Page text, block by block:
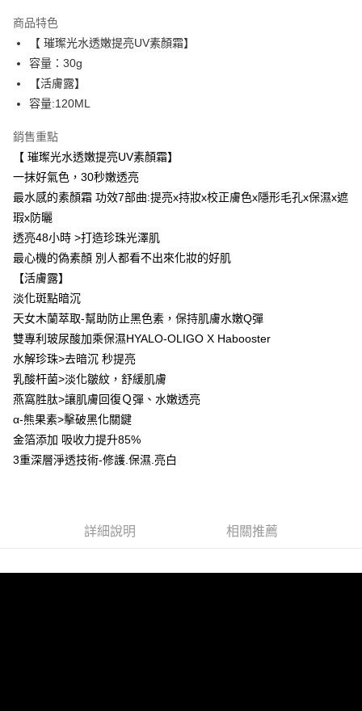
Apple Pay
街口支付
悠遊付
ATM付款
全家取貨付款
每筆NT$85，滿NT$599(含以上)免運費
付款後全家取貨
7-11取貨付款
每筆NT$85，滿NT$799(含以上)免運費
每筆NT$85，滿NT$599(含以上)免運費
宅配
每筆NT$85，滿NT$599(含以上)免運費
(FedEx)海外配送
商品特色
【 璀璨光水透嫩提亮UV素顏霜】
容量：30g
【活膚露】
容量:120ML
銷售重點
【 璀璨光水透嫩提亮UV素顏霜】
一抹好氣色，30秒嫩透亮
最水感的素顏霜 功效7部曲:提亮x持妝x校正膚色x隱形毛孔x保濕x遮
瑕x防曬
透亮48小時 >打造珍珠光澤肌
最心機的偽素顏 別人都看不出來化妝的好肌
【活膚露】
淡化斑點暗沉
天女木蘭萃取-幫助防止黑色素，保持肌膚水嫩Q彈
雙專利玻尿酸加乘保濕HYALO-OLIGO X Habooster
水解珍珠>去暗沉 秒提亮
乳酸杆菌>淡化皺紋，舒緩肌膚
燕窩胜肽>讓肌膚回復Ｑ彈、水嫩透亮
α-熊果素>擊破黑化關鍵
金箔添加 吸收力提升85%
3重深層淨透技術-修護.保濕.亮白
詳細說明 相關推薦